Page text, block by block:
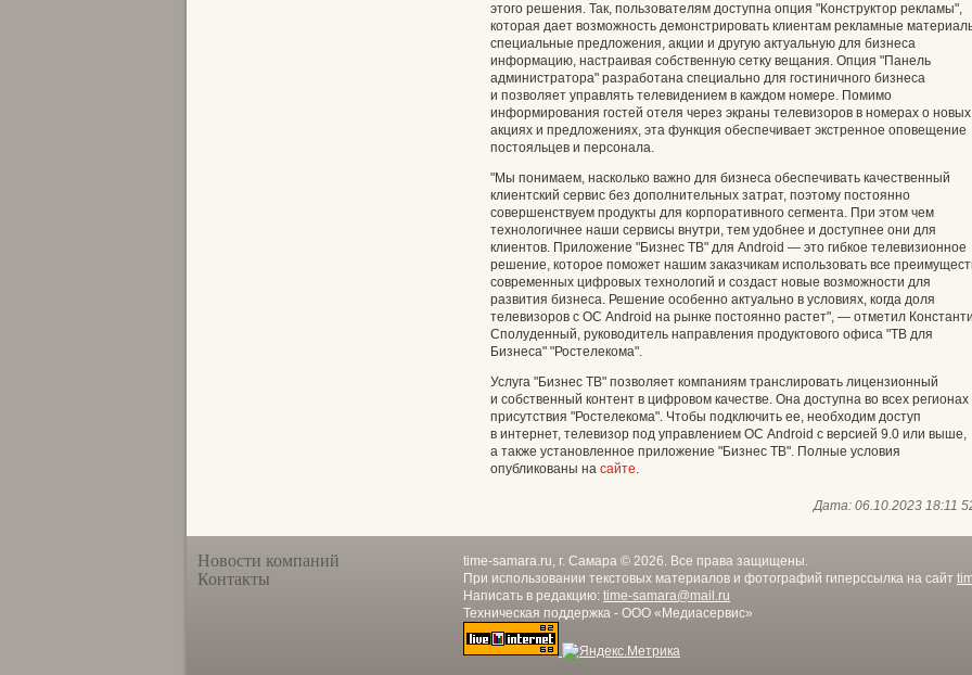
этого решения. Так, пользователям доступна опция "Конструктор рекламы",
которая дает возможность демонстрировать клиентам рекламные
специальные предложения, акции и другую актуальную для бизнеса
информацию, настраивая собственную сетку вещания. Опция "Панель
администратора" разработана специально для гостиничного бизнеса
и позволяет управлять телевидением в каждом номере. Помимо
информирования гостей отеля через экраны телевизоров в номерах о новых
акциях и предложениях, эта функция обеспечивает экстренное оповещение
постояльцев и персонала.
"Мы понимаем, насколько важно для бизнеса обеспечивать качественный
клиентский сервис без дополнительных затрат, поэтому постоянно
совершенствуем продукты для корпоративного сегмента. При этом чем
технологичнее наши сервисы внутри, тем удобнее и доступнее они для
клиентов. Приложение "Бизнес ТВ" для Android — это гибкое телевизионное
решение, которое поможет нашим заказчикам использовать все
современных цифровых технологий и создаст новые возможности для
развития бизнеса. Решение особенно актуально в условиях, когда доля
телевизоров с ОС Android на рынке постоянно растет", — отметил
Сполуденный, руководитель направления продуктового офиса "ТВ для
Бизнеса" "Ростелекома".
Услуга "Бизнес ТВ" позволяет компаниям транслировать лицензионный
и собственный контент в цифровом качестве. Она доступна во всех регионах
присутствия "Ростелекома". Чтобы подключить ее, необходим доступ
в интернет, телевизор под управлением ОС Android с версией 9.0 или выше,
а также установленное приложение "Бизнес ТВ". Полные условия
опубликованы на сайте.
Дата: 06.10.2023 18:11
Новости компаний
Контакты
time-samara.ru, г. Самара © 2026. Все права защищены.
При использовании текстовых материалов и фотографий гиперссылка на сайт
Написать в редакцию: time-samara@mail.ru
Техническая поддержка - ООО «Медиасервис»